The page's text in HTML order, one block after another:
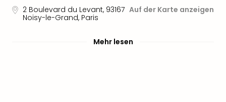
2 Boulevard du Levant, 93167
Noisy-le-Grand, Paris
Auf der Karte anzeigen
Mehr lesen